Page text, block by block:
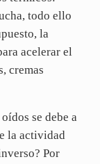
todo ello
la
acelerar el
cremas
se debe a
la actividad
Por